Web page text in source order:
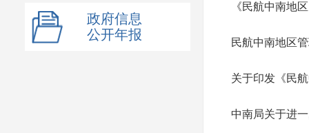
政府信息
公开年报
《民航中南地
民航中南地区
关于印发《民
中南局关于进